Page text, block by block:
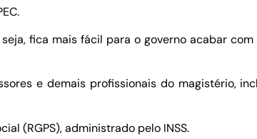
seja, fica mais fácil para o governo acabar
e demais profissionais do magistério,
(RGPS), administrado pelo INSS.